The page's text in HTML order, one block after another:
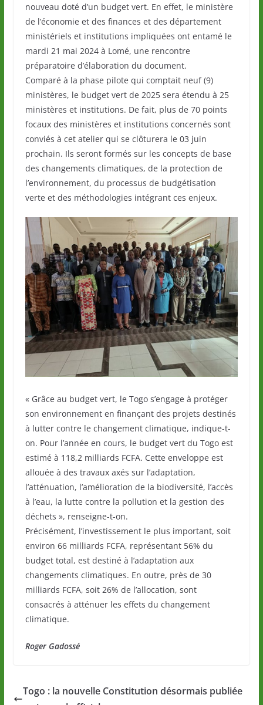
nouveau doté d’un budget vert. En effet, le ministère
de l’économie et des finances et des département
ministériels et institutions impliquées ont entamé le
mardi 21 mai 2024 à Lomé, une rencontre
préparatoire d’élaboration du document.
Comparé à la phase pilote qui comptait neuf (9)
ministères, le budget vert de 2025 sera étendu à 25
ministères et institutions. De fait, plus de 70 points
focaux des ministères et institutions concernés sont
conviés à cet atelier qui se clôturera le 03 juin
prochain. Ils seront formés sur les concepts de base
des changements climatiques, de la protection de
l’environnement, du processus de budgétisation
verte et des méthodologies intégrant ces enjeux.
« Grâce au budget vert, le Togo s’engage à protéger
son environnement en finançant des projets destinés
à lutter contre le changement climatique, indique-t-
on. Pour l’année en cours, le budget vert du Togo est
estimé à 118,2 milliards FCFA. Cette enveloppe est
allouée à des travaux axés sur l’adaptation,
l’atténuation, l’amélioration de la biodiversité, l’accès
à l’eau, la lutte contre la pollution et la gestion des
déchets », renseigne-t-on.
Précisément, l’investissement le plus important, soit
environ 66 milliards FCFA, représentant 56% du
budget total, est destiné à l’adaptation aux
changements climatiques. En outre, près de 30
milliards FCFA, soit 26% de l’allocation, sont
consacrés à atténuer les effets du changement
climatique.
Roger Gadossé
Togo : la nouvelle Constitution désormais publiée